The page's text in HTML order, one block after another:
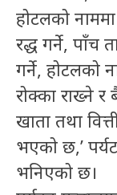
होटलको
रद्ध गर्ने, पाँच
गर्ने, होटलको
रोक्का राख्ने
खाता तथा
भएको छ,’
भनिएको छ।